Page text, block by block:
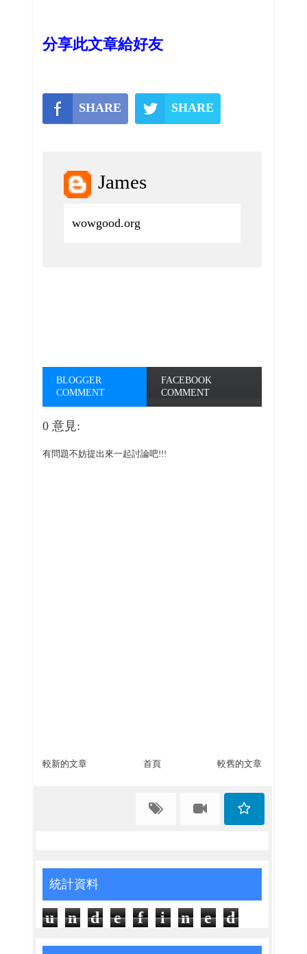
分享此文章給好友
SHARE SHARE
James
wowgood.org
BLOGGER
COMMENT
FACEBOOK
COMMENT
0 意見:
有問題不妨提出來一起討論吧!!!
較新的文章 較舊的文章
首頁
統計資料
u n d e f i n e d